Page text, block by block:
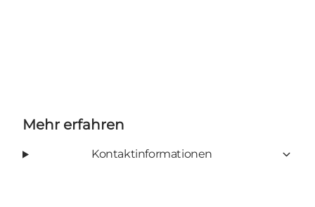
Mehr erfahren
Kontaktinformationen